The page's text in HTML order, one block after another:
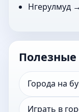
Нгерулмуд
Города на
Играть в